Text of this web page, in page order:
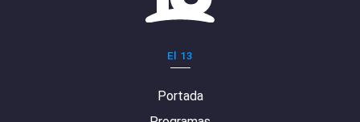
El 13
Portada